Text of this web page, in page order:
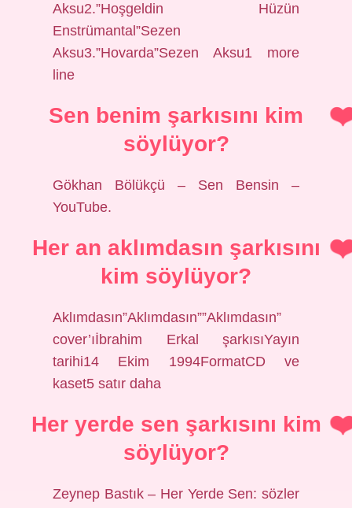
Aksu2.”Hoşgeldin Hüzün
Enstrümantal”Sezen
Aksu3.”Hovarda”Sezen Aksu1 more
line
Sen benim şarkısını kim
söylüyor?
Gökhan Bölükçü – Sen Bensin –
YouTube.
Her an aklımdasın şarkısını
kim söylüyor?
Aklımdasın”Aklımdasın””Aklımdasın”
cover’ıİbrahim Erkal şarkısıYayın
tarihi14 Ekim 1994FormatCD ve
kaset5 satır daha
Her yerde sen şarkısını kim
söylüyor?
Zeynep Bastık – Her Yerde Sen: sözler